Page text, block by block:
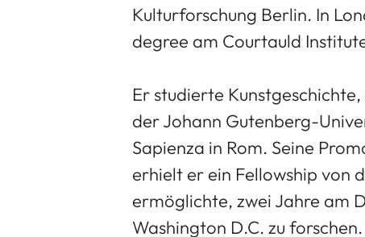
Kulturforschung Berlin. In
degree am Courtauld
Er studierte
der Johann Gutenberg-
Sapienza in Rom. Seine
erhielt er ein Fellowship von
ermöglichte, zwei Jahre am
Washington D.C. zu